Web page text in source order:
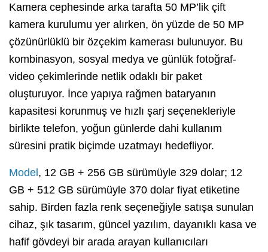
Kamera cephesinde arka tarafta 50 MP’lik çift
kamera kurulumu yer alırken, ön yüzde de 50 MP
çözünürlüklü bir özçekim kamerası bulunuyor. Bu
kombinasyon, sosyal medya ve günlük fotoğraf-
video çekimlerinde netlik odaklı bir paket
oluşturuyor. İnce yapıya rağmen bataryanın
kapasitesi korunmuş ve hızlı şarj seçenekleriyle
birlikte telefon, yoğun günlerde dahi kullanım
süresini pratik biçimde uzatmayı hedefliyor.
Model, 12 GB + 256 GB sürümüyle 329 dolar; 12
GB + 512 GB sürümüyle 370 dolar fiyat etiketine
sahip. Birden fazla renk seçeneğiyle satışa sunulan
cihaz, şık tasarım, güncel yazılım, dayanıklı kasa ve
hafif gövdeyi bir arada arayan kullanıcıları